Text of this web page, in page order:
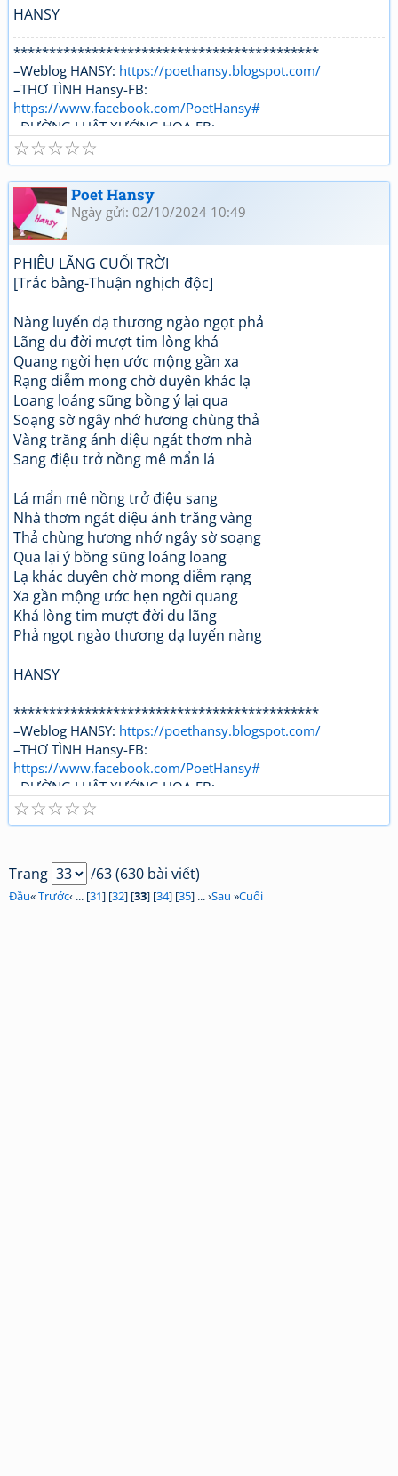
HANSY
*******************************************
–Weblog HANSY: https://poethansy.blogspot.com/
–THƠ TÌNH Hansy-FB:
https://www.facebook.com/PoetHansy#
–ĐƯỜNG LUẬT XƯỚNG HOẠ-FB:
https://www.facebook.com/...roups/DUONGLUAT.XUONGH
OA/
☆
☆
☆
☆
☆
Poet Hansy
Ngày gửi: 02/10/2024 10:49
PHIÊU LÃNG CUỐI TRỜI
[Trắc bằng-Thuận nghịch độc]
Nàng luyến dạ thương ngào ngọt phả
Lãng du đời mượt tim lòng khá
Quang ngời hẹn ước mộng gần xa
Rạng diễm mong chờ duyên khác lạ
Loang loáng sũng bồng ý lại qua
Soạng sờ ngây nhớ hương chùng thả
Vàng trăng ánh diệu ngát thơm nhà
Sang điệu trở nồng mê mẩn lá
Lá mẩn mê nồng trở điệu sang
Nhà thơm ngát diệu ánh trăng vàng
Thả chùng hương nhớ ngây sờ soạng
Qua lại ý bồng sũng loáng loang
Lạ khác duyên chờ mong diễm rạng
Xa gần mộng ước hẹn ngời quang
Khá lòng tim mượt đời du lãng
Phả ngọt ngào thương dạ luyến nàng
HANSY
*******************************************
–Weblog HANSY: https://poethansy.blogspot.com/
–THƠ TÌNH Hansy-FB:
https://www.facebook.com/PoetHansy#
–ĐƯỜNG LUẬT XƯỚNG HOẠ-FB:
https://www.facebook.com/...roups/DUONGLUAT.XUONGH
OA/
☆
☆
☆
☆
☆
Trang /63 (630 bài viết)
Đầu«Trước‹ ... [31] [32] [33] [34] [35] ... ›Sau »Cuối